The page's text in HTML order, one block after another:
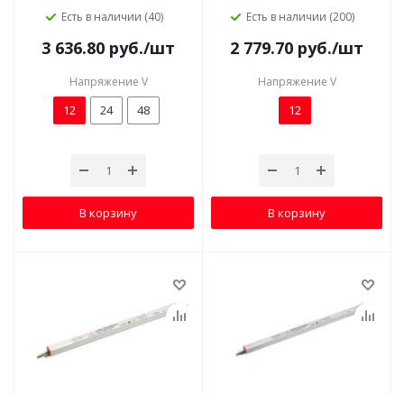
Есть в наличии (40)
3 636.80 руб./шт
Напряжение V
12 24 48
В корзину
Есть в наличии (200)
2 779.70 руб./шт
Напряжение V
12
В корзину